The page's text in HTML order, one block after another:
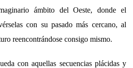
ámbito del Oeste, donde el
con su pasado más cercano, al
reencontrándose consigo mismo.
con aquellas secuencias plácidas y